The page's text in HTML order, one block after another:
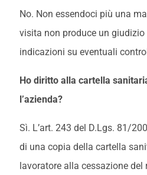
No. Non essendoci più una
visita non produce un
indicazioni su eventuali
Ho diritto alla cartella
l’azienda?
Sì. L’art. 243 del D.Lgs. 81/
di una copia della cartella
lavoratore alla cessazione del